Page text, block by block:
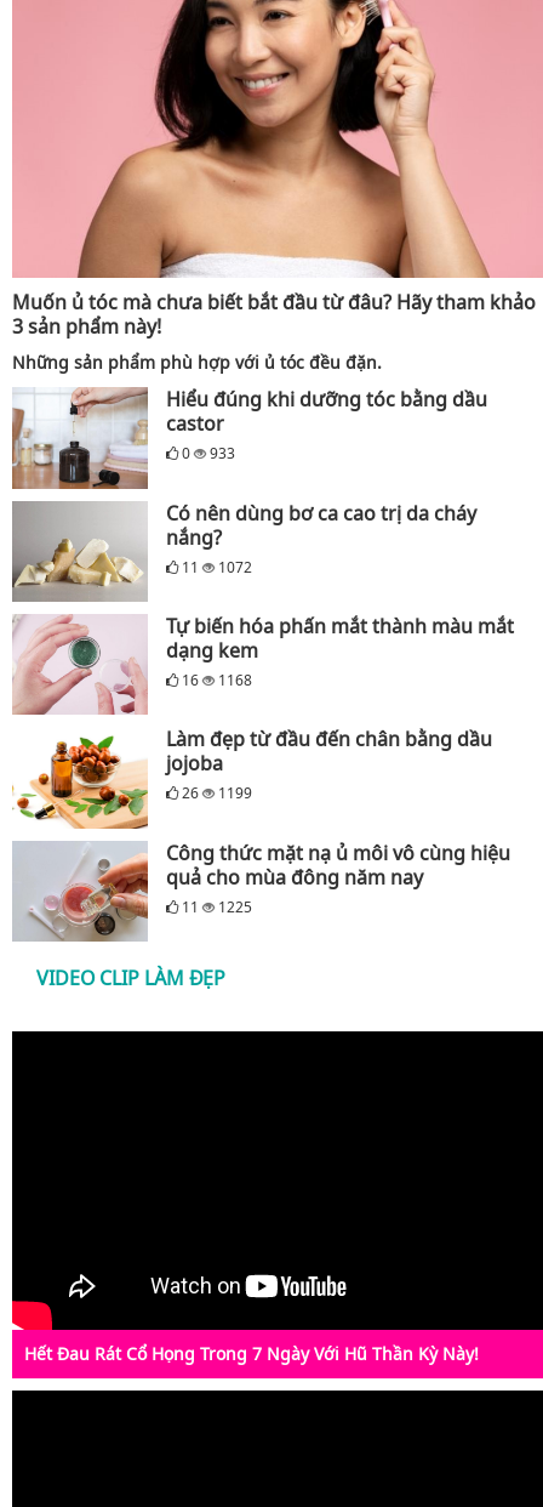
Muốn ủ tóc mà chưa biết bắt đầu từ đâu? Hãy tham khảo
3 sản phẩm này!
Những sản phẩm phù hợp với ủ tóc đều đặn.
Hiểu đúng khi dưỡng tóc bằng dầu
castor
0 933
Có nên dùng bơ ca cao trị da cháy
nắng?
11 1072
Tự biến hóa phấn mắt thành màu mắt
dạng kem
16 1168
Làm đẹp từ đầu đến chân bằng dầu
jojoba
26 1199
Công thức mặt nạ ủ môi vô cùng hiệu
quả cho mùa đông năm nay
11 1225
VIDEO CLIP LÀM ĐẸP
Hết Đau Rát Cổ Họng Trong 7 Ngày Với Hũ Thần Kỳ Này!